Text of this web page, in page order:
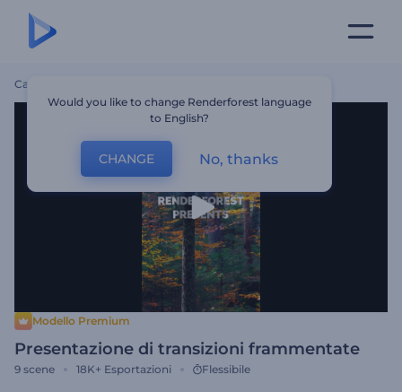
Casa
Modello Premium
Presentazione di transizioni frammentate
9 scene 18K+ Esportazioni Flessibile
Would you like to change Renderforest language
to English?
CHANGE No, thanks